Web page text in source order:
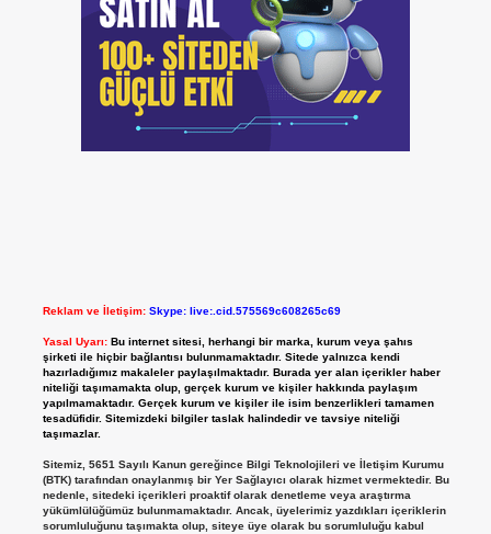
Reklam ve İletişim: Skype: live:.cid.575569c608265c69
Yasal Uyarı: Bu internet sitesi, herhangi bir marka, kurum veya şahıs
şirketi ile hiçbir bağlantısı bulunmamaktadır. Sitede yalnızca kendi
hazırladığımız makaleler paylaşılmaktadır. Burada yer alan içerikler haber
niteliği taşımamakta olup, gerçek kurum ve kişiler hakkında paylaşım
yapılmamaktadır. Gerçek kurum ve kişiler ile isim benzerlikleri tamamen
tesadüfidir. Sitemizdeki bilgiler taslak halindedir ve tavsiye niteliği
taşımazlar.
Sitemiz, 5651 Sayılı Kanun gereğince Bilgi Teknolojileri ve İletişim Kurumu
(BTK) tarafından onaylanmış bir Yer Sağlayıcı olarak hizmet vermektedir. Bu
nedenle, sitedeki içerikleri proaktif olarak denetleme veya araştırma
yükümlülüğümüz bulunmamaktadır. Ancak, üyelerimiz yazdıkları içeriklerin
sorumluluğunu taşımakta olup, siteye üye olarak bu sorumluluğu kabul